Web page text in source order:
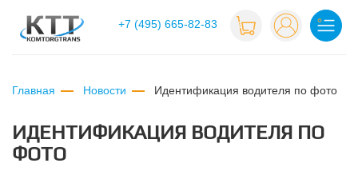
+7 (495) 665-82-83
Главная Новости идентификация водителя по фото
ИДЕНТИФИКАЦИЯ ВОДИТЕЛЯ ПО
ФОТО